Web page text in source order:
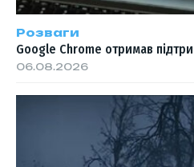
Розваги
Google Chrome отримав
06.08.2026